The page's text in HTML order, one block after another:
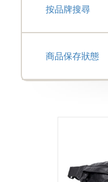
按品牌搜尋
商品保存狀態